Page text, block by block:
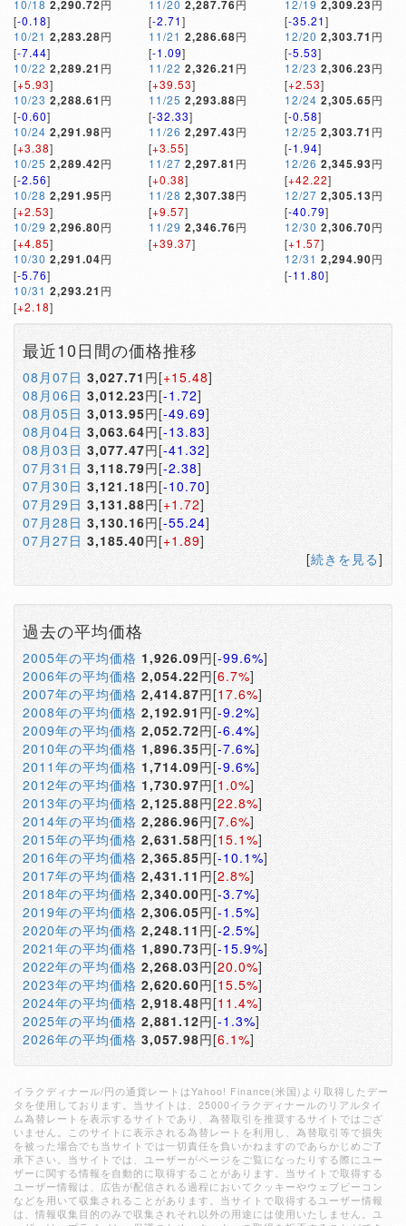
10/18 2,290.72円
[-0.18]
10/21 2,283.28円
[-7.44]
10/22 2,289.21 円
[+5.93]
10/23 2,288.61 円
[-0.60]
10/24 2,291.98円
[+3.38]
10/25 2,289.42円
[-2.56]
10/28 2,291.95円
[+2.53]
10/29 2,296.80円
[+4.85]
10/30 2,291.04円
[-5.76]
10/31 2,293.21 円
[+2.18]
11/20 2,287.76円
[-2.71]
11/21 2,286.68円
[-1.09]
11/22 2,326.21 円
[+39.53]
11/25 2,293.88円
[-32.33]
11/26 2,297.43円
[+3.55]
11/27 2,297.81 円
[+0.38]
11/28 2,307.38円
[+9.57]
11/29 2,346.76円
[+39.37]
12/19 2,309.23円
[-35.21]
12/20 2,303.71 円
[-5.53]
12/23 2,306.23円
[+2.53]
12/24 2,305.65円
[-0.58]
12/25 2,303.71 円
[-1.94]
12/26 2,345.93円
[+42.22]
12/27 2,305.13円
[-40.79]
12/30 2,306.70円
[+1.57]
12/31 2,294.90円
[-11.80]
最近10日間の価格推移
08月07日 3,027.71 円[+15.48]
08月06日 3,012.23円[-1.72]
08月05日 3,013.95円[-49.69]
08月04日 3,063.64円[-13.83]
08月03日 3,077.47円[-41.32]
07月31日 3,118.79円[-2.38]
07月30日 3,121.18円[-10.70]
07月29日 3,131.88円[+1.72]
07月28日 3,130.16円[-55.24]
07月27日 3,185.40円[+1.89]
[続きを見る]
過去の平均価格
2005年の平均価格 1,926.09円[-99.6%]
2006年の平均価格 2,054.22円[6.7%]
2007年の平均価格 2,414.87円[17.6%]
2008年の平均価格 2,192.91 円[-9.2%]
2009年の平均価格 2,052.72円[-6.4%]
2010年の平均価格 1,896.35円[-7.6%]
2011年の平均価格 1,714.09円[-9.6%]
2012年の平均価格 1,730.97円[1.0%]
2013年の平均価格 2,125.88円[22.8%]
2014年の平均価格 2,286.96円[7.6%]
2015年の平均価格 2,631.58円[15.1%]
2016年の平均価格 2,365.85円[-10.1%]
2017年の平均価格 2,431.11 円[2.8%]
2018年の平均価格 2,340.00円[-3.7%]
2019年の平均価格 2,306.05円[-1.5%]
2020年の平均価格 2,248.11 円[-2.5%]
2021年の平均価格 1,890.73円[-15.9%]
2022年の平均価格 2,268.03円[20.0%]
2023年の平均価格 2,620.60円[15.5%]
2024年の平均価格 2,918.48円[11.4%]
2025年の平均価格 2,881.12円[-1.3%]
2026年の平均価格 3,057.98円[6.1%]
イラクディナール/円の通貨レートはYahoo! Finance(米国)より取得したデー
タを使用しております。当サイトは、25000イラクディナールのリアルタイ
ム為替レートを表示するサイトであり、為替取引を推奨するサイトではござ
いません。このサイトに表示される為替レートを利用し、為替取引等で損失
を被った場合でも当サイトでは一切責任を負いかねますのであらかじめご了
承下さい。当サイトでは、ユーザーがページをご覧になったりする際にユー
ザーに関する情報を自動的に取得することがあります。当サイトで取得する
ユーザー情報は、広告が配信される過程においてクッキーやウェブビーコン
などを用いて収集されることがあります。当サイトで取得するユーザー情報
は、情報収集目的のみで収集されそれ以外の用途には使用いたしません。ユ